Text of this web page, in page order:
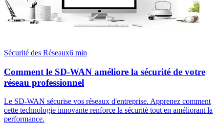
Sécurité des Réseaux6 min
Comment le SD-WAN améliore la sécurité de votre
réseau professionnel
Le SD-WAN sécurise vos réseaux d'entreprise. Apprenez comment
cette technologie innovante renforce la sécurité tout en améliorant la
performance.